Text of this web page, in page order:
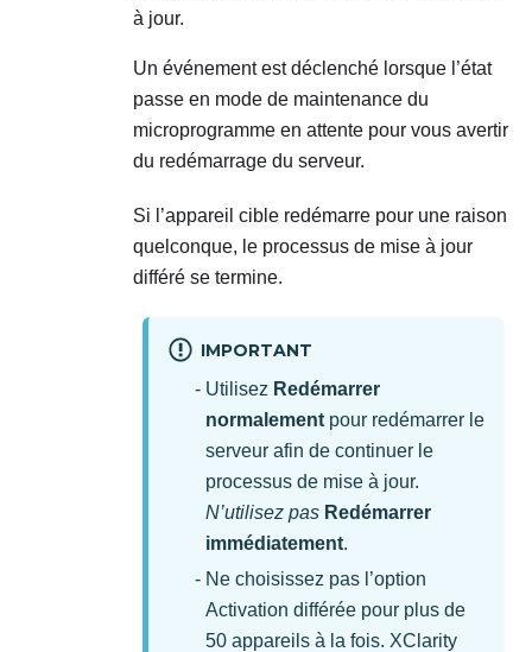
à jour.
Un événement est déclenché lorsque l’état
passe en mode de maintenance du
microprogramme en attente pour vous avertir
du redémarrage du serveur.
Si l’appareil cible redémarre pour une raison
quelconque, le processus de mise à jour
différé se termine.
IMPORTANT
Utilisez Redémarrer
normalement pour redémarrer le
serveur afin de continuer le
processus de mise à jour.
N’utilisez pas Redémarrer
immédiatement.
Ne choisissez pas l’option
Activation différée pour plus de
50 appareils à la fois. XClarity